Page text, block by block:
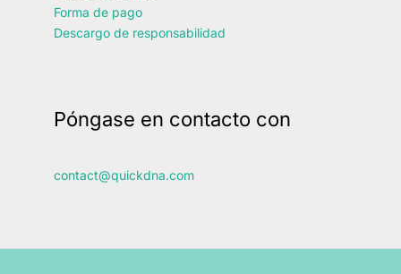
Forma de pago
Descargo de responsabilidad
Póngase en contacto con
contact@quickdna.com